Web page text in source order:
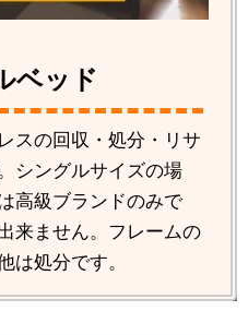
ベッド
スの回収・処分・リサ
シングルサイズの場
高級ブランドのみで
来ません。フレームの
は処分です。